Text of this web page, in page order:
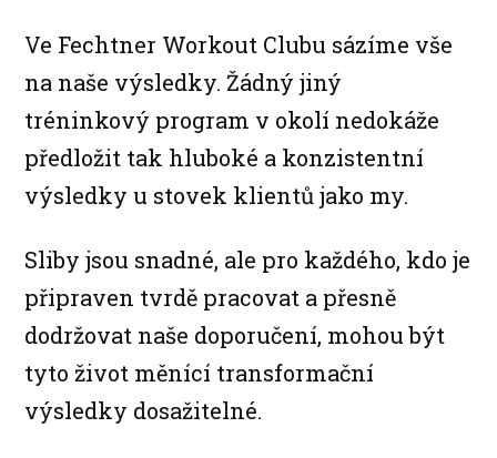
Ve Fechtner Workout Clubu sázíme vše
na naše výsledky. Žádný jiný
tréninkový program v okolí nedokáže
předložit tak hluboké a konzistentní
výsledky u stovek klientů jako my.
Sliby jsou snadné, ale pro každého, kdo je
připraven tvrdě pracovat a přesně
dodržovat naše doporučení, mohou být
tyto život měnící transformační
výsledky dosažitelné.